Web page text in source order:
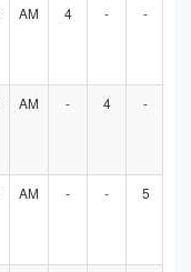
AM 4 - -
AM - 4 -
AM - - 5